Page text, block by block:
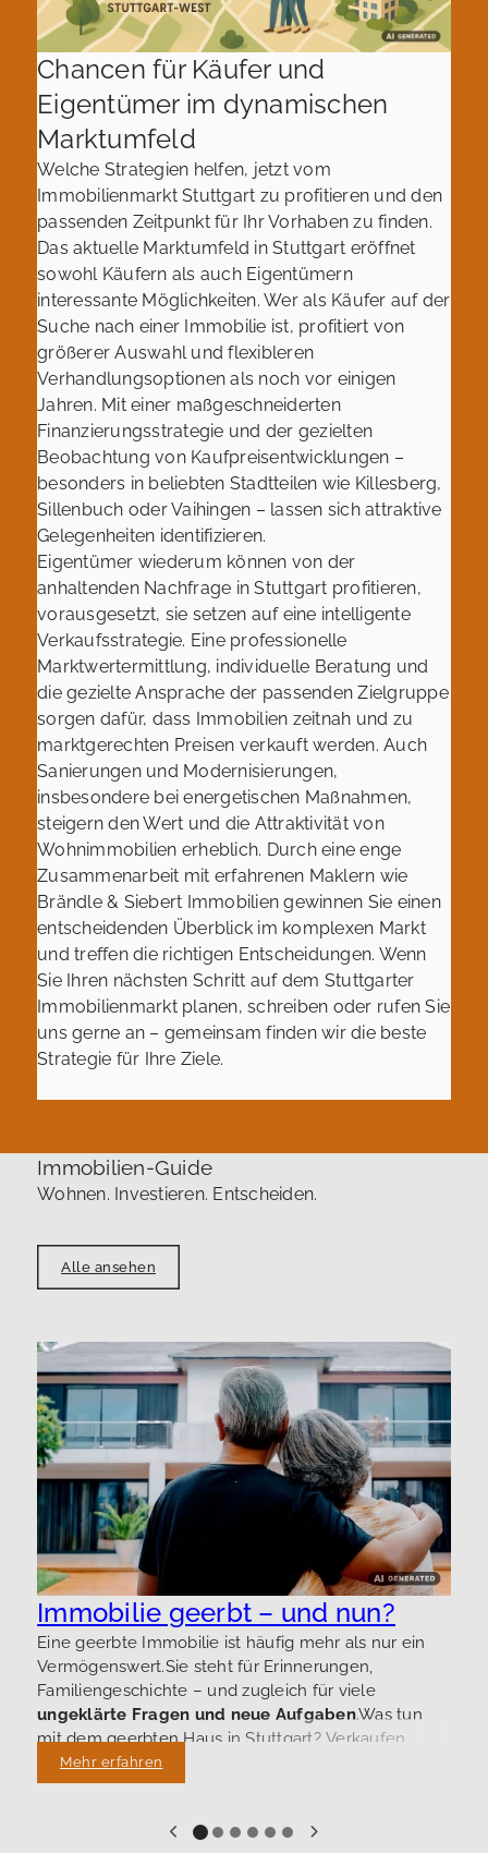
Chancen für Käufer und
Eigentümer im dynamischen
Marktumfeld
Welche Strategien helfen, jetzt vom
Immobilienmarkt Stuttgart zu profitieren und den
passenden Zeitpunkt für Ihr Vorhaben zu finden.
Das aktuelle Marktumfeld in Stuttgart eröffnet
sowohl Käufern als auch Eigentümern
interessante Möglichkeiten. Wer als Käufer auf der
Suche nach einer Immobilie ist, profitiert von
größerer Auswahl und flexibleren
Verhandlungsoptionen als noch vor einigen
Jahren. Mit einer maßgeschneiderten
Finanzierungsstrategie und der gezielten
Beobachtung von Kaufpreisentwicklungen –
besonders in beliebten Stadtteilen wie Killesberg,
Sillenbuch oder Vaihingen – lassen sich attraktive
Gelegenheiten identifizieren.
Eigentümer wiederum können von der
anhaltenden Nachfrage in Stuttgart profitieren,
vorausgesetzt, sie setzen auf eine intelligente
Verkaufsstrategie. Eine professionelle
Marktwertermittlung, individuelle Beratung und
die gezielte Ansprache der passenden Zielgruppe
sorgen dafür, dass Immobilien zeitnah und zu
marktgerechten Preisen verkauft werden. Auch
Sanierungen und Modernisierungen,
insbesondere bei energetischen Maßnahmen,
steigern den Wert und die Attraktivität von
Wohnimmobilien erheblich. Durch eine enge
Zusammenarbeit mit erfahrenen Maklern wie
Brändle & Siebert Immobilien gewinnen Sie einen
entscheidenden Überblick im komplexen Markt
und treffen die richtigen Entscheidungen. Wenn
Sie Ihren nächsten Schritt auf dem Stuttgarter
Immobilienmarkt planen, schreiben oder rufen Sie
uns gerne an – gemeinsam finden wir die beste
Strategie für Ihre Ziele.
Immobilien-Guide
Wohnen. Investieren. Entscheiden.
Alle ansehen
Immobilie geerbt – und nun?
Eine geerbte Immobilie ist häufig mehr als nur ein
Vermögenswert.Sie steht für Erinnerungen,
Familiengeschichte – und zugleich für viele
ungeklärte Fragen und neue Aufgaben.Was tun
mit dem geerbten Haus in Stuttgart? Verkaufen,
behalten, vermieten? Und was gilt bei einer
Erbengemeinschaft?
vielen Jahren Menschen aus Stuttgart, Esslingen,
Mehr erfahren